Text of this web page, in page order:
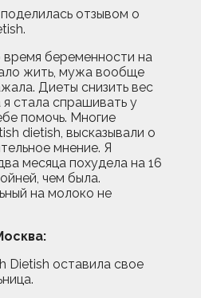
время беременности на
жить, мужа вообще
Диеты снизить вес
я стала спрашивать у
помочь. Многие
dietish, высказывали о
мнение. Я
месяца похудела на 16
чем была.
на молоко не